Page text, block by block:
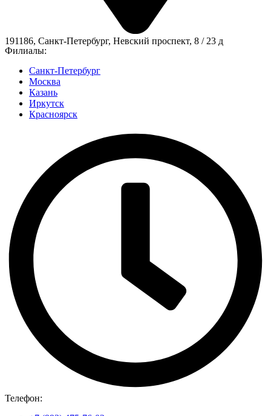
191186, Санкт-Петербург, Невский проспект, 8 / 23 д
Филиалы:
Санкт-Петербург
Москва
Казань
Иркутск
Красноярск
Телефон: